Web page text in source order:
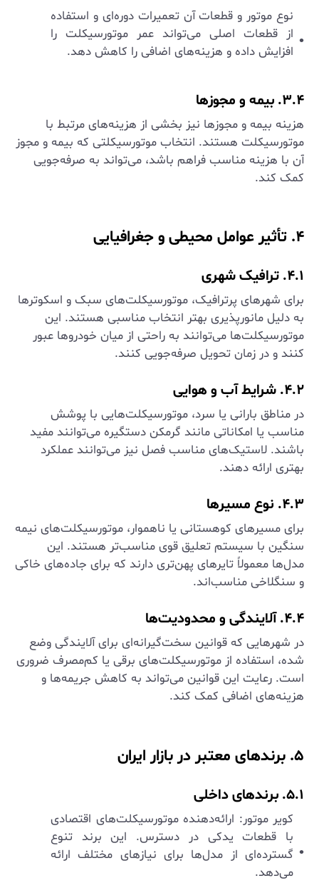
نوع موتور و قطعات آن تعمیرات دوره‌ای و استفاده
از قطعات اصلی می‌تواند عمر موتورسیکلت را
افزایش داده و هزینه‌های اضافی را کاهش دهد.
۳.۴. بیمه و مجوزها
هزینه بیمه و مجوزها نیز بخشی از هزینه‌های مرتبط با
موتورسیکلت هستند. انتخاب موتورسیکلتی که بیمه و مجوز
آن با هزینه مناسب فراهم باشد، می‌تواند به صرفه‌جویی
کمک کند.
۴. تأثیر عوامل محیطی و جغرافیایی
۴.۱. ترافیک شهری
برای شهرهای پرترافیک، موتورسیکلت‌های سبک و اسکوترها
به دلیل مانورپذیری بهتر انتخاب مناسبی هستند. این
موتورسیکلت‌ها می‌توانند به راحتی از میان خودروها عبور
کنند و در زمان تحویل صرفه‌جویی کنند.
۴.۲. شرایط آب و هوایی
در مناطق بارانی یا سرد، موتورسیکلت‌هایی با پوشش
مناسب یا امکاناتی مانند گرمکن دستگیره می‌توانند مفید
باشند. لاستیک‌های مناسب فصل نیز می‌توانند عملکرد
بهتری ارائه دهند.
۴.۳. نوع مسیرها
برای مسیرهای کوهستانی یا ناهموار، موتورسیکلت‌های نیمه
سنگین با سیستم تعلیق قوی مناسب‌تر هستند. این
مدل‌ها معمولاً تایرهای پهن‌تری دارند که برای جاده‌های خاکی
و سنگلاخی مناسب‌اند.
۴.۴. آلایندگی و محدودیت‌ها
در شهرهایی که قوانین سخت‌گیرانه‌ای برای آلایندگی وضع
شده، استفاده از موتورسیکلت‌های برقی یا کم‌مصرف ضروری
است. رعایت این قوانین می‌تواند به کاهش جریمه‌ها و
هزینه‌های اضافی کمک کند.
۵. برندهای معتبر در بازار ایران
۵.۱. برندهای داخلی
کویر موتور: ارائه‌دهنده موتورسیکلت‌های اقتصادی
با قطعات یدکی در دسترس. این برند تنوع
گسترده‌ای از مدل‌ها برای نیازهای مختلف ارائه
می‌دهد.